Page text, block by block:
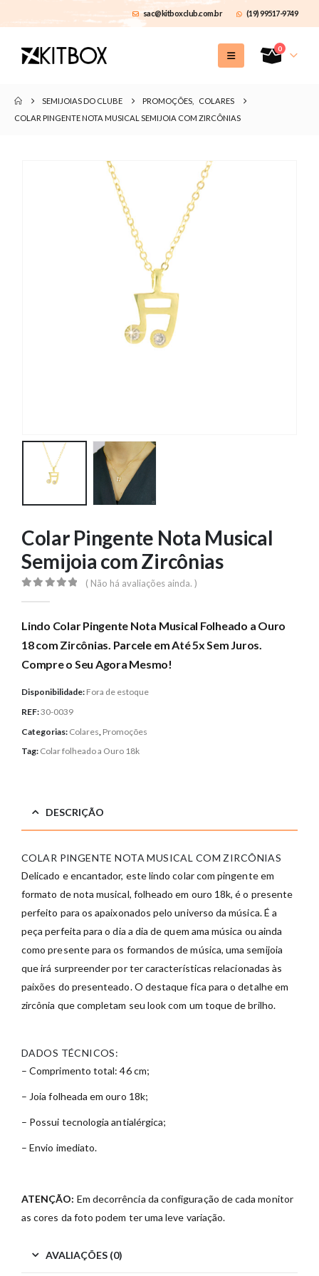
sac@kitboxclub.com.br (19) 99517-9749
0
SEMIJOIAS DO CLUBE PROMOÇÕES
COLARES
COLAR PINGENTE NOTA MUSICAL SEMIJOIA COM ZIRCÔNIAS
Colar Pingente Nota Musical
Semijoia com Zircônias
( Não há avaliações ainda. )
Lindo Colar Pingente Nota Musical Folheado a Ouro
18 com Zircônias. Parcele em Até 5x Sem Juros.
Compre o Seu Agora Mesmo!
Disponibilidade: Fora de estoque
REF:30-0039
Categorias: Colares Promoções
Tag: Colar folheado a Ouro 18k
DESCRIÇÃO
COLAR PINGENTE NOTA MUSICAL COM ZIRCÔNIAS
Delicado e encantador, este lindo colar com pingente em
formato de nota musical, folheado em ouro 18k, é o presente
perfeito para os apaixonados pelo universo da música. É a
peça perfeita para o dia a dia de quem ama música ou ainda
como presente para os formandos de música, uma semijoia
que irá surpreender por ter características relacionadas às
paixões do presenteado. O destaque fica para o detalhe em
zircônia que completam seu look com um toque de brilho.
DADOS TÉCNICOS:
– Comprimento total: 46 cm;
– Joia folheada em ouro 18k;
– Possui tecnologia antialérgica;
– Envio imediato.
ATENÇÃO: Em decorrência da configuração de cada monitor
as cores da foto podem ter uma leve variação.
AVALIAÇÕES (0)